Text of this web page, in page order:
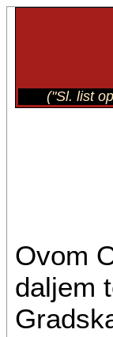
("Sl. list
Ovom
daljem